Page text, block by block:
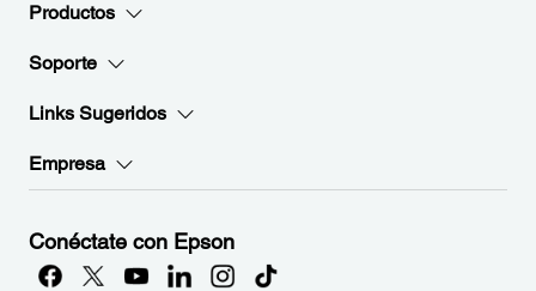
Productos
Soporte
Links Sugeridos
Empresa
Conéctate con Epson